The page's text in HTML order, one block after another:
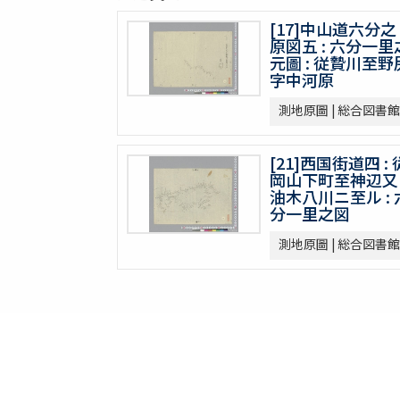
[17]中山道六分之
原図五 : 六分一里
元圖 : 従贄川至野
字中河原
測地原圖 | 総合図書館
[21]西国街道四 :
岡山下町至神辺又
油木八川ニ至ル :
分一里之図
測地原圖 | 総合図書館